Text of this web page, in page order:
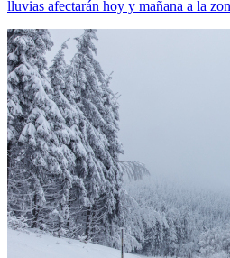
lluvias afectarán hoy y mañana a la